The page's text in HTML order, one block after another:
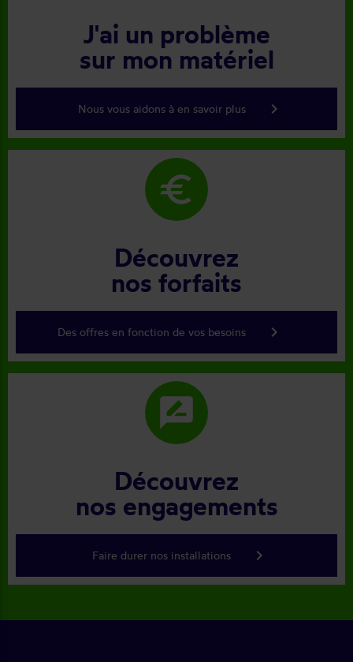
J'ai un problème
sur mon matériel
Nous vous aidons à en savoir plus keyboard_arrow_right
euro
Découvrez
nos forfaits
Des offres en fonction de vos besoins keyboard_arrow_right
rate_review
Découvrez
nos engagements
Faire durer nos installations keyboard_arrow_right